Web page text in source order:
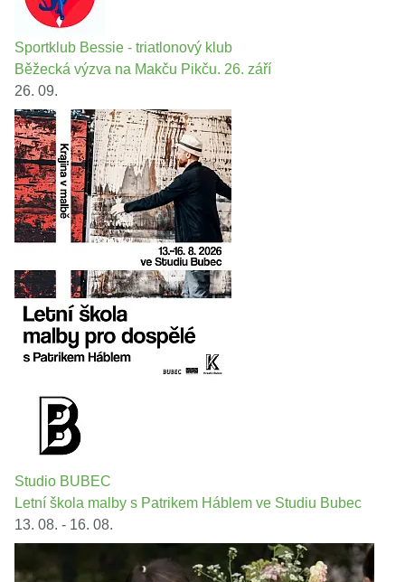
Sportklub Bessie - triatlonový klub
Běžecká výzva na Makču Pikču. 26. září
26. 09.
Studio BUBEC
Letní škola malby s Patrikem Háblem ve Studiu Bubec
13. 08. - 16. 08.